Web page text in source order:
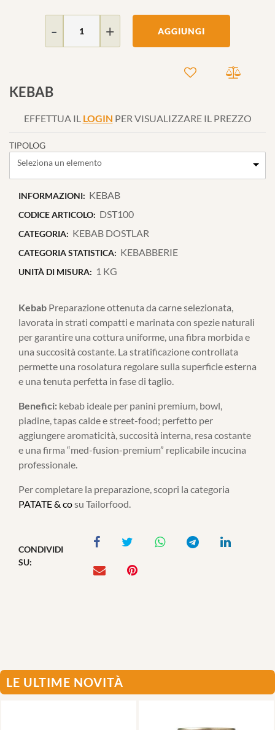
AGGIUNGI
KEBAB
EFFETTUA IL LOGIN PER VISUALIZZARE IL PREZZO
TIPOLOG
Seleziona un elemento
INFORMAZIONI: KEBAB
CODICE ARTICOLO: DST100
CATEGORIA: KEBAB DOSTLAR
CATEGORIA STATISTICA: KEBABBERIE
UNITÀ DI MISURA: 1 KG
Kebab Preparazione ottenuta da carne selezionata,
lavorata in strati compatti e marinata con spezie naturali
per garantire una cottura uniforme, una fibra morbida e
una succosità costante. La stratificazione controllata
permette una rosolatura regolare sulla superficie esterna
e una tenuta perfetta in fase di taglio.
Benefici: kebab ideale per panini premium, bowl,
piadine, tapas calde e street-food; perfetto per
aggiungere aromaticità, succosità interna, resa costante
e una firma “med-fusion-premium” replicabile incucina
professionale.
Per completare la preparazione, scopri la categoria
PATATE & cosu Tailorfood.
CONDIVIDI
SU:
LE ULTIME NOVITÀ